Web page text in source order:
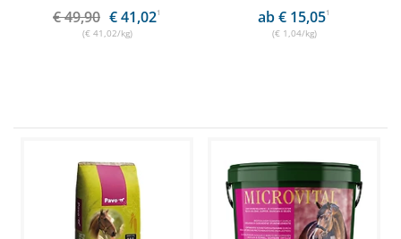
€ 49,90 € 41,021
(€ 41,02/kg)
ab € 15,051
(€ 1,04/kg)